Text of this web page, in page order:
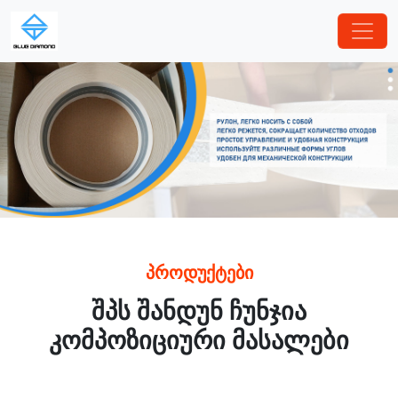
პროდუქტები
შპს შანდუნ ჩუნჯია
კომპოზიციური მასალები